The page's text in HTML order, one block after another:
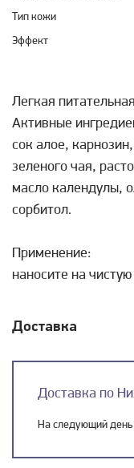
Тип кожи
Эффект
Легкая
Активные
сок алое,
зеленого чая,
масло календулы,
сорбитол.
Применение:
наносите на
Доставка
Доставка по
На следующий день